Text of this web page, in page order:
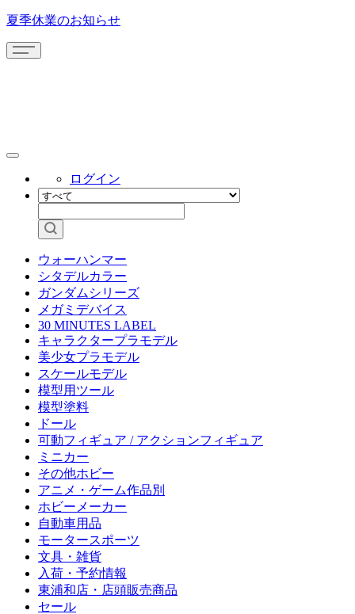
夏季休業のお知らせ
ログイン
ウォーハンマー
シタデルカラー
ガンダムシリーズ
メガミデバイス
30 MINUTES LABEL
キャラクタープラモデル
美少女プラモデル
スケールモデル
模型用ツール
模型塗料
ドール
可動フィギュア / アクションフィギュア
ミニカー
その他ホビー
アニメ・ゲーム作品別
ホビーメーカー
自動車用品
モータースポーツ
文具・雑貨
入荷・予約情報
東浦和店・店頭販売商品
セール